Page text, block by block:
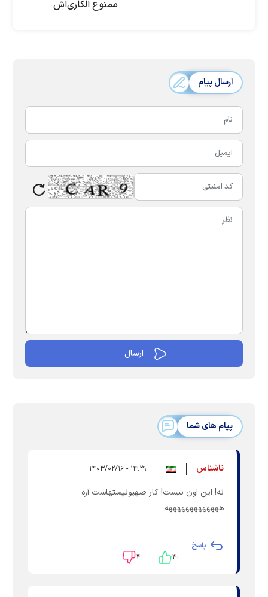
ممنوع الکاری‌اش
ارسال پیام
پیام های شما
ناشناس ۱۴:۲۹ - ۱۴۰۳/۰۲/۱۶
نه! این اون نیست! کار صهیونیستهاست آره
هههههههههههههه
پاسخ
۴۰ ۴